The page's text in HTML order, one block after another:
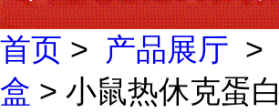
首页 > 产品展厅 >
盒 > 小鼠热休克蛋白